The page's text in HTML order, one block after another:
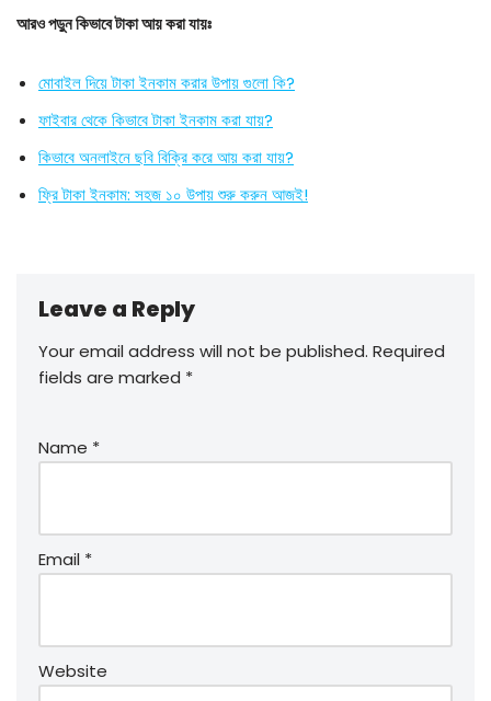
আরও পড়ুন কিভাবে টাকা আয় করা যায়ঃ
মোবাইল দিয়ে টাকা ইনকাম করার উপায় গুলো কি?
ফাইবার থেকে কিভাবে টাকা ইনকাম করা যায়?
কিভাবে অনলাইনে ছবি বিক্রি করে আয় করা যায়?
ফ্রি টাকা ইনকাম: সহজ ১০ উপায় শুরু করুন আজই!
Leave a Reply
Your email address will not be published. Required
fields are marked *
Name *
Email *
Website